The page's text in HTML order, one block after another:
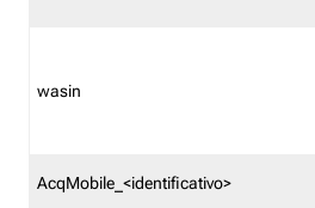
wasin
AcqMobile_<identificativo>